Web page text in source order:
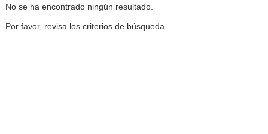
No se ha encontrado ningún resultado.
Por favor, revisa los criterios de búsqueda.